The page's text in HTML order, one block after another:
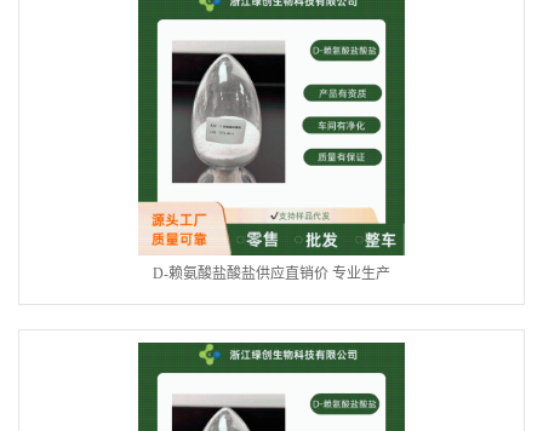
D-赖氨酸盐酸盐供应直销价 专业生产